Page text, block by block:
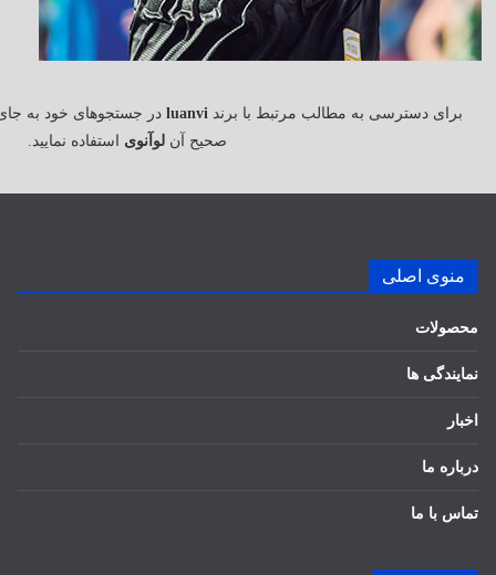
برای دسترسی به مطالب مرتبط با برندluanvi در جستجوهای خود به
صحیح آنلوآنوی استفاده نمایید.
منوی اصلی
محصولات
نمایندگی ها
اخبار
درباره ما
تماس با ما